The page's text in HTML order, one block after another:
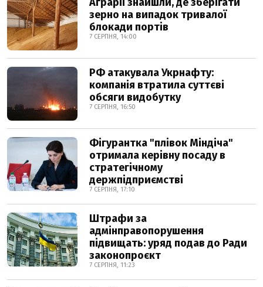
зерно на випадок тривалої
блокади портів
7 СЕРПНЯ, 14:00
РФ атакувала Укрнафту:
компанія втратила суттєві
обсяги видобутку
7 СЕРПНЯ, 16:50
Фігурантка "плівок Міндіча"
отримала керівну посаду в
стратегічному
держпідприємстві
7 СЕРПНЯ, 17:10
Штрафи за
адмінправопорушення
підвищать: уряд подав до Ради
законопроєкт
7 СЕРПНЯ, 11:23